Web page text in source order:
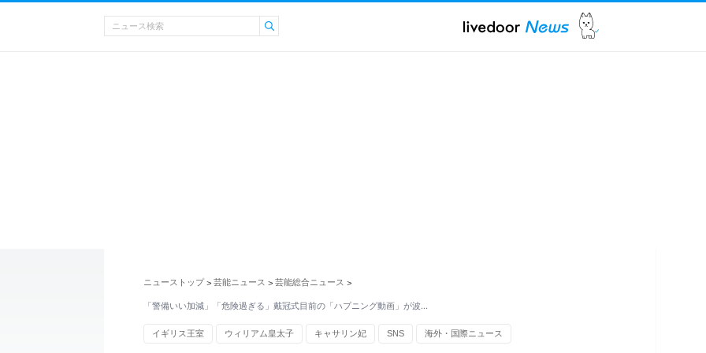
ニューストップ > 芸能ニュース > 芸能総合ニュース >
「警備いい加減」「危険過ぎる」戴冠式目前の「ハプニング動画」が波…
イギリス王室 ウィリアム皇太子 キャサリン妃 SNS 海外・国際ニュース